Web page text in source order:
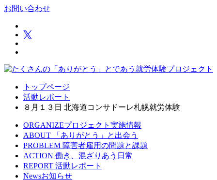
お問い合わせ
トップページ
活動レポート
８月１３日 北海道コンサドーレ札幌就労体験
ORGANIZEプロジェクト実施情報
ABOUT
「ありがとう」と出会う
PROBLEM 障害者雇用の問題と課題
ACTION 働き、混ざりあう日常
REPORT 活動レポート
Newsお知らせ